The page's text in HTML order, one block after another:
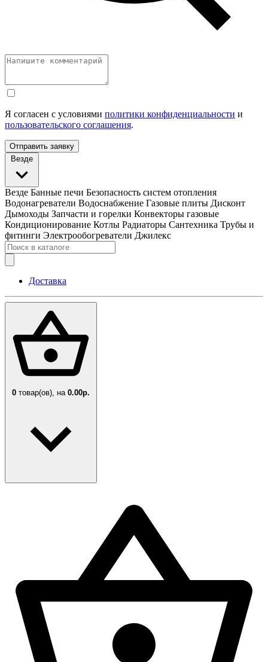
Я согласен с условиями политики конфиденциальности и
пользовательского соглашения.
Отправить заявку
Везде
Везде Банные печи Безопасность систем отопления
Водонагреватели Водоснабжение Газовые плиты Дисконт
Дымоходы Запчасти и горелки Конвекторы газовые
Кондиционирование Котлы Радиаторы Сантехника Трубы и
фитинги Электрообогреватели Джилекс
Доставка
0 товар(ов), на 0.00р.